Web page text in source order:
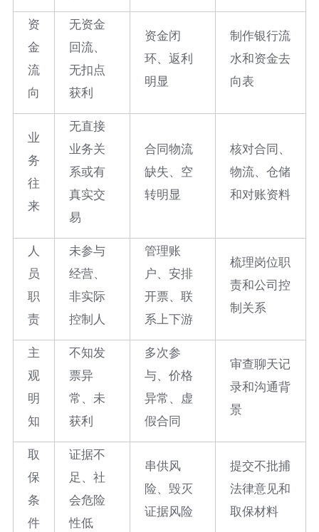
资
金
流
向
无资金
回流、
无扣点
获利
资金闭
环、返利
明显
制作银行流
水和资金去
向表
业
务
往
来
无直接
业务关
系或有
真实交
易
合同物流
缺失、空
转明显
核对合同、
物流、仓储
和对账资料
人
员
职
责
未参与
经营、
非实际
控制人
管理账
户、安排
开票、联
系上下游
梳理岗位职
责和公司控
制关系
主
观
明
知
不知发
票异
常、未
获利
多次参
与、价格
异常、虚
假合同
审查聊天记
录和沟通背
景
取
保
条
件
证据不
足、社
会危险
性低
串供风
险、毁灭
证据风险
提交不批捕
法律意见和
取保材料